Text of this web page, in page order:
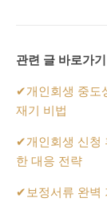
관련 글 바로가기
✔개인회생 중도
재기 비법
✔개인회생 신청
한 대응 전략
✔보정서류 완벽